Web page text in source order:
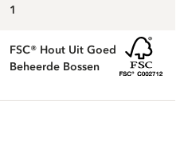
1
FSC® Hout Uit Goed
Beheerde Bossen